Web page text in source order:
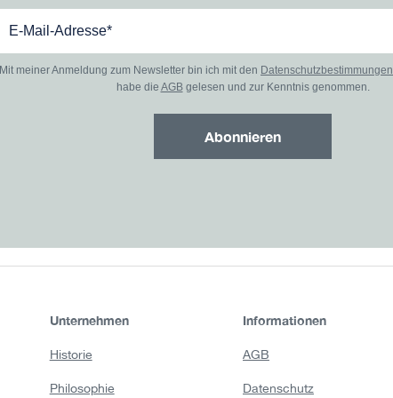
Mit meiner Anmeldung zum Newsletter bin ich mit den Datenschutzbestimmungen
habe die AGBgelesen und zur Kenntnis genommen.
Abonnieren
Unternehmen
Historie
Philosophie
Informationen
AGB
Datenschutz